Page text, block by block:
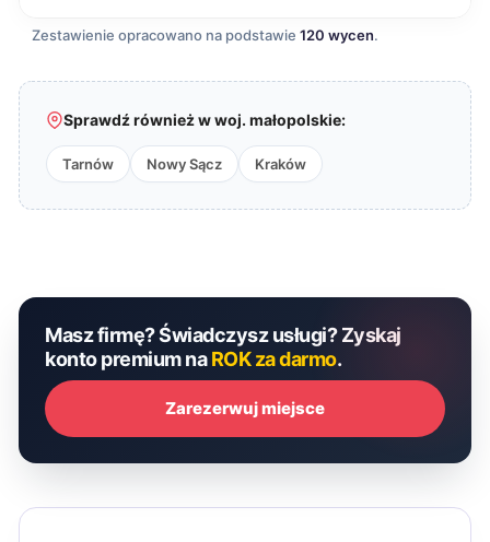
Zestawienie opracowano na podstawie 120 wycen.
Sprawdź również w woj. małopolskie:
Tarnów Nowy Sącz Kraków
Masz firmę? Świadczysz usługi? Zyskaj
konto premium naROK za darmo.
Zarezerwuj miejsce